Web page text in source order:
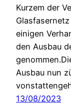
Kurzem der
einigen
den Ausbau
Ausbau nun
13/08/2023